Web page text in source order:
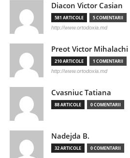
Diacon Victor Casian
581 ARTICOLE 5 COMENTARII
http://www.ortodoxia.md
Preot Victor Mihalachi
210 ARTICOLE 1 COMENTARII
http://www.ortodoxia.md
Cvasniuc Tatiana
88 ARTICOLE 0 COMENTARII
Nadejda B.
32 ARTICOLE 0 COMENTARII